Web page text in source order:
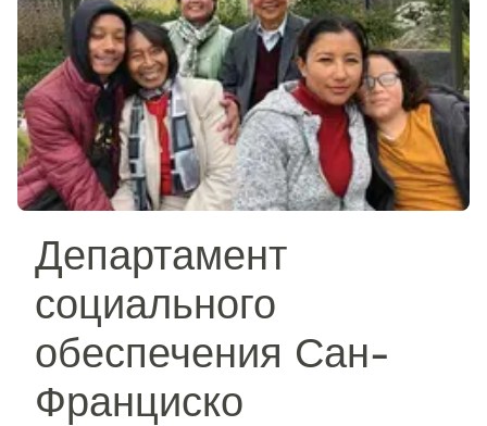
Департамент
социального
обеспечения Сан-
Франциско​​